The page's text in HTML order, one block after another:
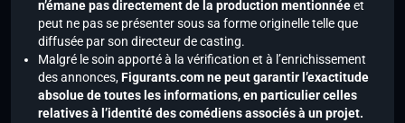
n’émane pas directement de la production mentionnéeet
peut ne pas se présenter sous sa forme originelle telle que
diffusée par son directeur de casting.
Malgré le soin apporté à la vérification et à l’enrichissement
des annonces,Figurants.com ne peut garantir l’exactitude
absolue de toutes les informations, en particulier celles
relatives à l’identité des comédiens associés à un projet.